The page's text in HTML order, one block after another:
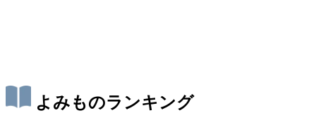
よみものランキング